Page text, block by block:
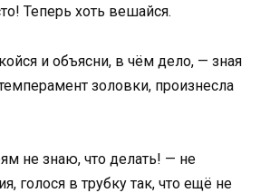
Теперь хоть вешайся.
и объясни, в чём дело, — зная
золовки, произнесла
не знаю, что делать! — не
голося в трубку так, что ещё не